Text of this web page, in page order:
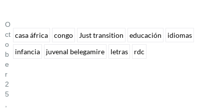
O
Ct
O
B
E
R
2
5
,
casa áfrica congo Just transition educación
idiomas
infancia
juvenal belegamire letras rdc